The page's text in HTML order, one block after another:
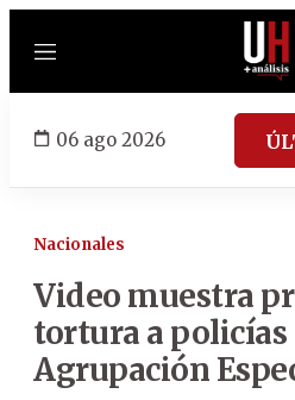
Menú
06 ago 2026
Nacionales
Video muestra
tortura a policías
Agrupación